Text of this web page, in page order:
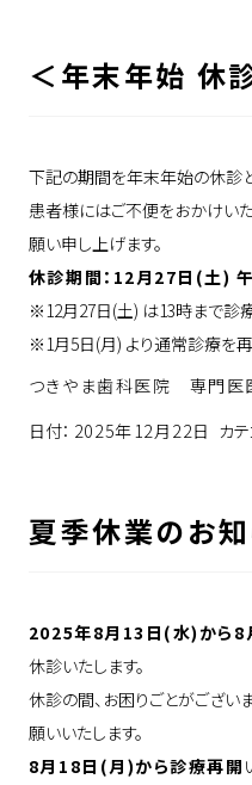
＜年末年始 休
下記の期間を年末年始の休診
患者様にはご不便をおかけい
願い申し上げます。
休診期間：12月27日(土)
※12月27日(土) は13時まで診
※1月5日(月) より通常診療を再
つきやま歯科医院 専門医
日付： 2025年12月22日 カテ
夏季休業のお
2025年8月13日(水)から8
休診いたします。
休診の間、お困りごとがござ
願いいたします。
8月18日(月)から診療再開